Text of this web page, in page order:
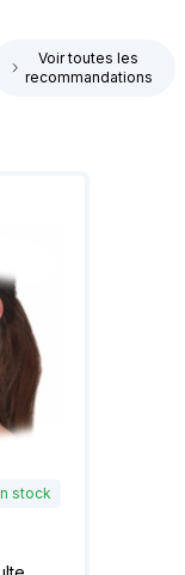
Voir toutes les
recommandations
stock